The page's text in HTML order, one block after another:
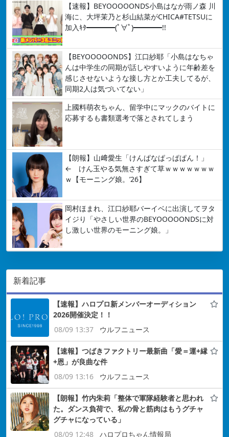
【速報】BEYOOOOONDS小島はなが雨ノ森 川
海に、大坪茉乃と杉山結菜がCHICA#TETSUに
加入ｷﾀ━━━━(ﾟ∀ﾟ)━━━━!!
【BEYOOOOONDS】江口紗耶「小島はなちゃ
んは中学生の同期が話しやすいように年齢差を
感じさせないような接し方とか工夫してるが、
同期2人は気づいてない」
上國料萌衣ちゃん、留学中にマックのバイトに
応募するも書類選考で落とされてしまう
【朗報】山﨑愛生「けんぱなぱっぱぱん！」
← けん玉やる気無さすぎて草ｗｗｗｗｗｗｗ
ｗ【モーニング娘。’26】
岡村ほまれ、江口紗耶バーイベに出演してヲタ
イジり「やさしい世界のBEYOOOOONDSに対
し激しい世界のモーニング娘。」
新着記事
【速報】ハロプロ新メンバーオーディション
2026開催決定！！
08/09 13:37
ウルフニュース
【速報】つばきファクトリー最新曲「愛＝運+縁
+恩」が良曲な件
08/09 13:16
ウルフニュース
【朗報】竹内朱莉「整体で軍隊経験者と思われ
た。ダンス負荷で、私の骨と筋肉はもうグチャ
グチャになっている」
08/09 12:48
ハロプロちゃん情報局